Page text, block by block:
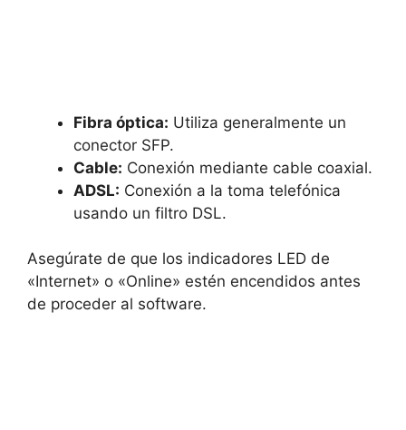
Fibra óptica: Utiliza generalmente un
conector SFP.
Cable: Conexión mediante cable coaxial.
ADSL: Conexión a la toma telefónica
usando un filtro DSL.
Asegúrate de que los indicadores LED de
«Internet» o «Online» estén encendidos antes
de proceder al software.